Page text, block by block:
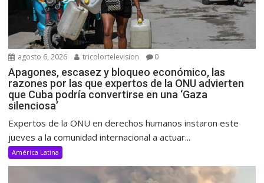
agosto 6, 2026 tricolortelevision 0
Apagones, escasez y bloqueo económico, las
razones por las que expertos de la ONU advierten
que Cuba podría convertirse en una ‘Gaza
silenciosa’
Expertos de la ONU en derechos humanos instaron este
jueves a la comunidad internacional a actuar...
América Latina